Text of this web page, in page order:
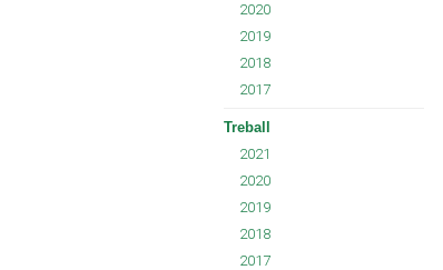
2020
2019
2018
2017
Treball
2021
2020
2019
2018
2017